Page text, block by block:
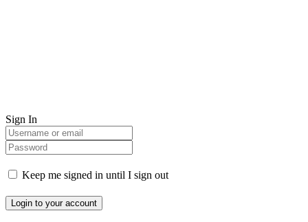
Sign In
Keep me signed in until I sign out